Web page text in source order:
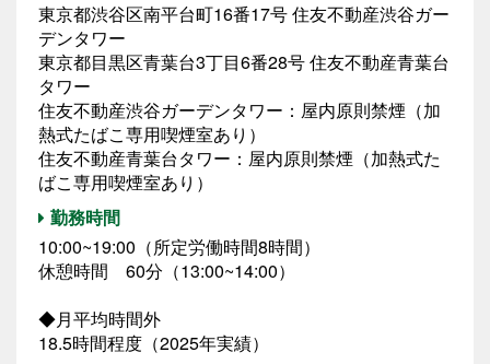
東京都渋谷区南平台町16番17号 住友不動産渋谷ガー
デンタワー
東京都目黒区青葉台3丁目6番28号 住友不動産青葉台
タワー
住友不動産渋谷ガーデンタワー：屋内原則禁煙（加
熱式たばこ専用喫煙室あり）
住友不動産青葉台タワー：屋内原則禁煙（加熱式た
ばこ専用喫煙室あり）
勤務時間
10:00~19:00（所定労働時間8時間）
休憩時間 60分（13:00~14:00）
◆月平均時間外
18.5時間程度（2025年実績）